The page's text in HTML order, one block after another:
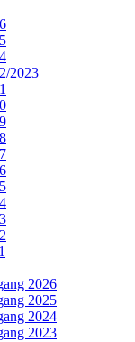
2023
2026
2025
2024
2023